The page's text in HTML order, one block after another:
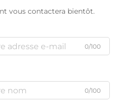
vous contactera bientôt.
0/100
0/100